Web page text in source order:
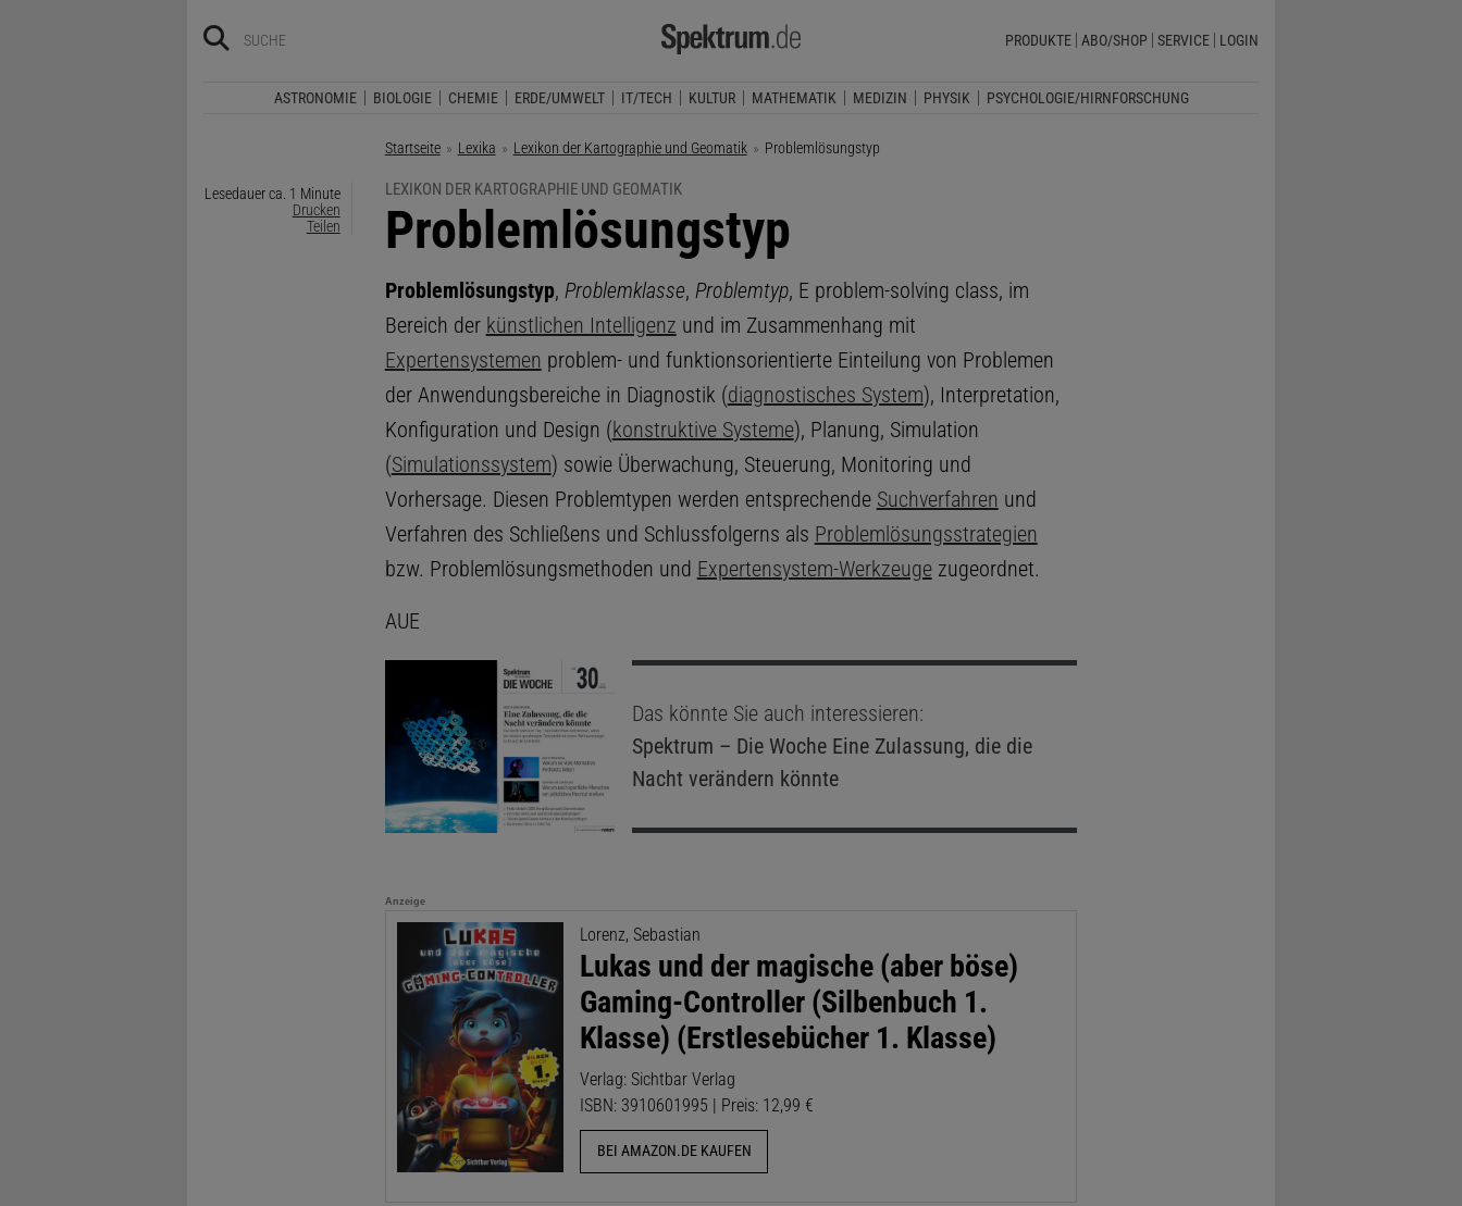
PRODUKTE ABO/SHOP SERVICE LOGIN
ASTRONOMIE BIOLOGIE CHEMIE ERDE/UMWELT IT/TECH KULTUR MATHEMATIK MEDIZIN PHYSIK PSYCHOLOGIE/HIRNFORSCHUNG
Startseite Lexika Lexikon der Kartographie und Geomatik Aktuelle Seite:
Problemlösungstyp
Lesedauer ca. 1 Minute
Drucken
Teilen
LEXIKON DER KARTOGRAPHIE UND GEOMATIK
:
Problemlösungstyp
Problemlösungstyp, Problemklasse, Problemtyp, E problem-solving class, im
Bereich der künstlichen Intelligenz und im Zusammenhang mit
Expertensystemen problem- und funktionsorientierte Einteilung von Problemen
der Anwendungsbereiche in Diagnostik (diagnostisches System), Interpretation,
Konfiguration und Design (konstruktive Systeme), Planung, Simulation
(Simulationssystem) sowie Überwachung, Steuerung, Monitoring und
Vorhersage. Diesen Problemtypen werden entsprechende Suchverfahren und
Verfahren des Schließens und Schlussfolgerns als Problemlösungsstrategien
bzw. Problemlösungsmethoden und Expertensystem-Werkzeugezugeordnet.
AUE
Das könnte Sie auch interessieren:
Spektrum – Die WocheEine Zulassung, die die
Nacht verändern könnte
Anzeige
Lorenz, Sebastian
Lukas und der magische (aber böse)
Gaming-Controller (Silbenbuch 1.
Klasse) (Erstlesebücher 1. Klasse)
Verlag: Sichtbar Verlag
ISBN: 3910601995 | Preis: 12,99 €
BEI AMAZON.DE KAUFEN